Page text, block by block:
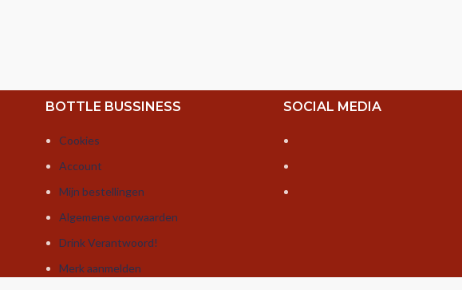
BOTTLE BUSSINESS
Cookies
Account
Mijn bestellingen
Algemene voorwaarden
Drink Verantwoord!
Merk aanmelden
SOCIAL MEDIA